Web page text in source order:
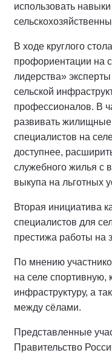
использовать
В ходе круглого
профориентации на
лидерства»
сельской
профессионалов. В
развивать
специалистов на
доступнее,
служебного жилья с
выкупа на льготных
Вторая инициатива
специалистов для
престижа работы на
По мнению
на селе спортивную,
инфраструктуру, а
между сёлами.
Представленные
Правительство